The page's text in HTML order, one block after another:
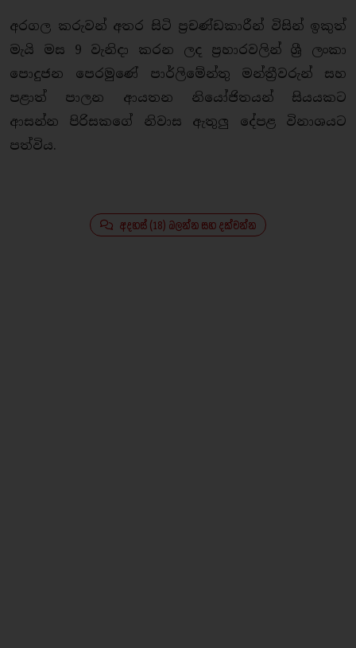
අරගල කරුවන් අතර සිටි ප්‍රචණ්ඩකාරීන් විසින් ඉකුත්
මැයි මස 9 වැනිදා කරන ලද ප්‍රහාරවලින් ශ්‍රී ලංකා
පොදුජන පෙරමුණේ පාර්ලිමේන්තු මන්ත්‍රීවරුන් සහ
පළාත් පාලන ආයතන නියෝජිතයන් සියයකට
ආසන්න පිරිසකගේ නිවාස ඇතුලු දේපළ විනාශයට
පත්විය.
අදහස් (18) බලන්න සහ දක්වන්න